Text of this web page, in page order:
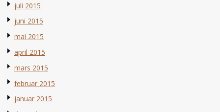
juli 2015
juni 2015
mai 2015
april 2015
mars 2015
februar 2015
januar 2015